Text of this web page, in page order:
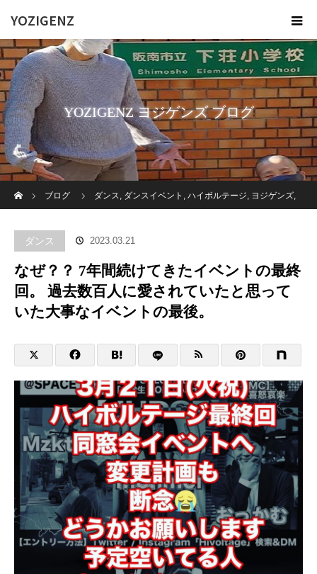
YOZIGENZ
YOZIGENZ ヨジゲンズ ブログ
ブログ
ダンス, ダンスイベント , ハイボルテージ, ヨジゲンズ,
回。 過去数百人に愛されていたと思っていた大事なイベントの最後。
ダンス 2023.03.21
なぜ？？ 7年間続けてきたイベントの最終
回。 過去数百人に愛されていたと思って
いた大事なイベントの最後。